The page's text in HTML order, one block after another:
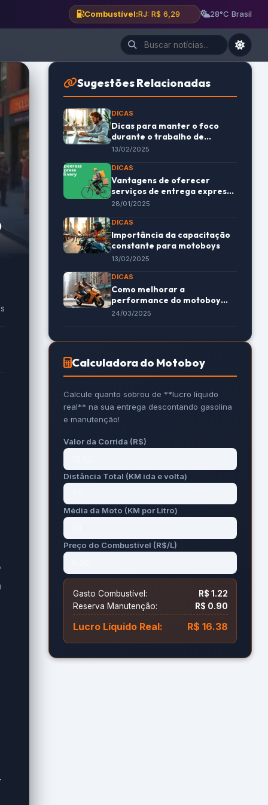
Combustível:BH: R$ 6,12 28°C Brasil
Sugestões Relacionadas
DICAS
Dicas para manter o foco
durante o trabalho de
motoboy
13/02/2025
DICAS
Vantagens de oferecer
serviços de entrega expressa
para o seu negócio
28/01/2025
DICAS
Importância da capacitação
constante para motoboys
13/02/2025
DICAS
Como melhorar a
performance do motoboy
nas entregas expressas
24/03/2025
Calculadora do Motoboy
Calcule quanto sobrou de **lucro líquido
real** na sua entrega descontando gasolina
e manutenção!
Valor da Corrida (R$)
Distância Total (KM ida e volta)
Média da Moto (KM por Litro)
Preço do Combustível (R$/L)
Gasto Combustível:
R$ 1.22
Reserva Manutenção:
R$ 0.90
Lucro Líquido Real: R$ 16.38